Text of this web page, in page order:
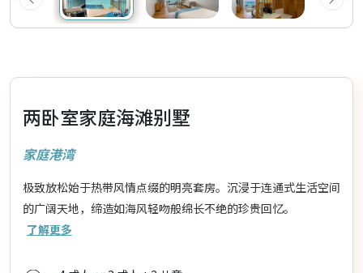
两卧室家庭海滩别墅
家庭港湾
极致放松始于热带风情点缀的明亮套房。沉浸于连通式生活空间
的广阔天地，缔造如海风轻吻般绵长不绝的珍贵回忆。
了解更多